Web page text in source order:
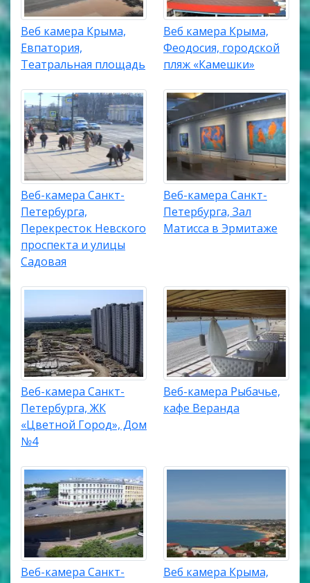
Веб камера Крыма,
Евпатория,
Театральная площадь
Веб камера Крыма,
Феодосия, городской
пляж «Камешки»
Веб-камера Санкт-
Петербурга,
Перекресток Невского
проспекта и улицы
Садовая
Веб-камера Санкт-
Петербурга, Зал
Матисса в Эрмитаже
Веб-камера Санкт-
Петербурга, ЖК
«Цветной Город», Дом
№4
Веб-камера Рыбачье,
кафе Веранда
Веб-камера Санкт-
Веб камера Крыма,